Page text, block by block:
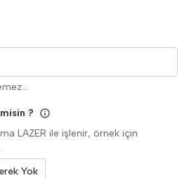
?
LAZER ile işlenir, örnek için
Yok